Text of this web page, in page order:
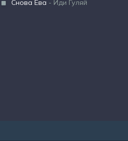
Снова Ева - Иди Гуляй